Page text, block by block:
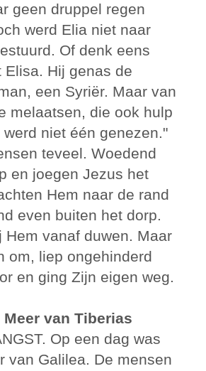
geen druppel regen
werd Elia niet naar
Of denk eens
Elisa. Hij genas de
een Syriër. Maar van
melaatsen, die ook hulp
niet één genezen."
teveel. Woedend
en joegen Jezus het
Hem naar de rand
even buiten het dorp.
Hem vanaf duwen. Maar
om, liep ongehinderd
en ging Zijn eigen weg.
Meer van Tiberias
Op een dag was
van Galilea. De mensen